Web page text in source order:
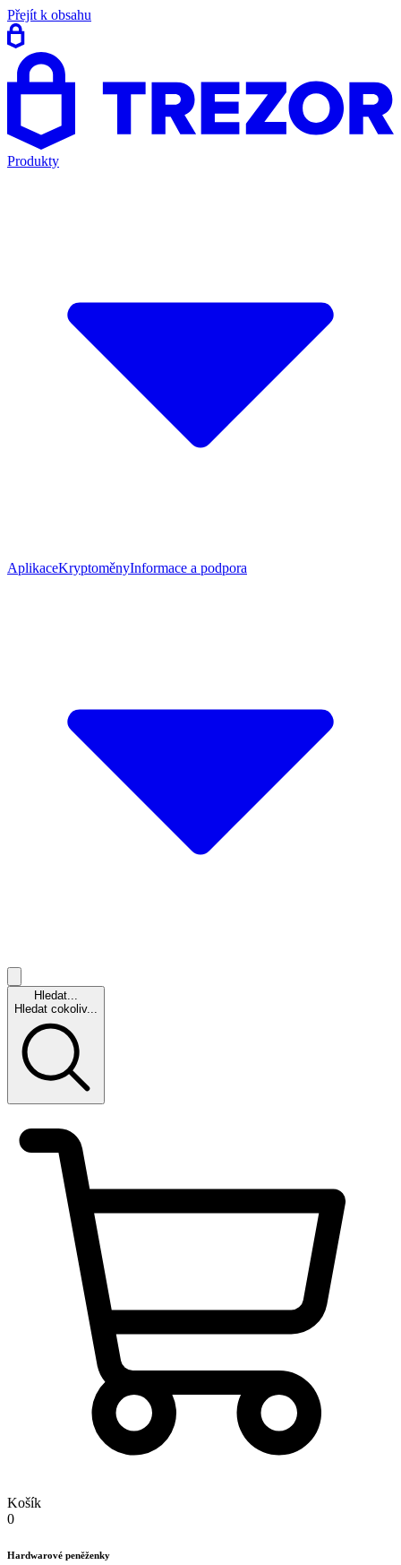
Přejít k obsahu
Produkty
AplikaceKryptoměnyInformace a podpora
Hledat...
Hledat cokoliv...
Košík
0
Hardwarové peněženky